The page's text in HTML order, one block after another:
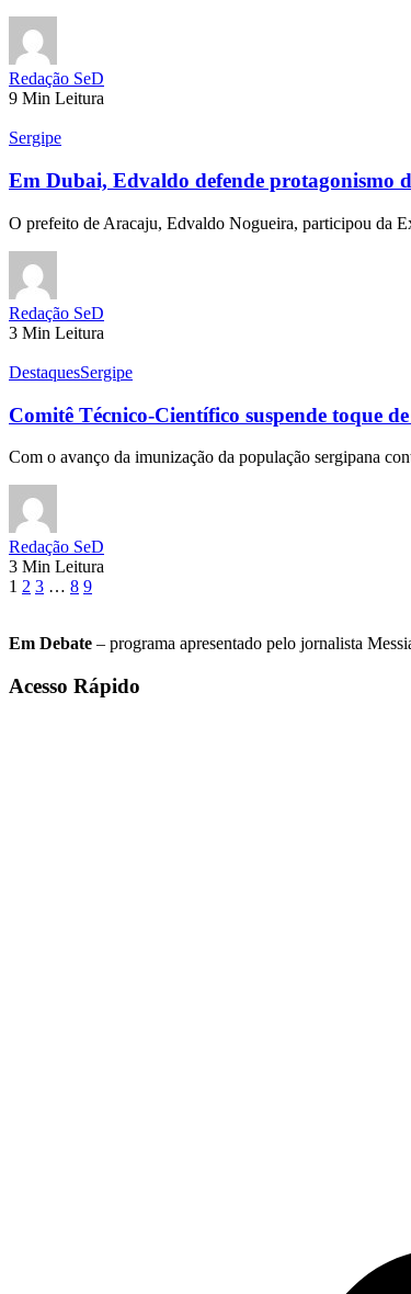
Redação SeD
9 Min Leitura
Sergipe
Em Dubai, Edvaldo defende protagonismo
O prefeito de Aracaju, Edvaldo Nogueira, participou da
Redação SeD
3 Min Leitura
DestaquesSergipe
Comitê Técnico-Científico suspende toque
Com o avanço da imunização da população sergipana
Redação SeD
3 Min Leitura
1 2 3 … 8 9
Em Debate – programa apresentado pelo jornalista
Acesso Rápido